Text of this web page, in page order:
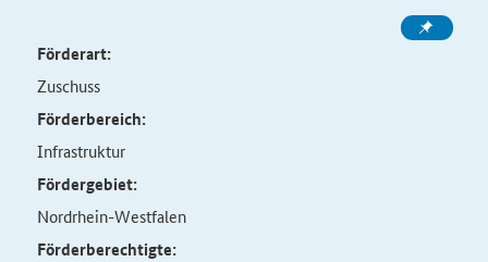
Förderart:
Zuschuss
Förderbereich:
Infrastruktur
Fördergebiet:
Nordrhein-Westfalen
Förderberechtigte: